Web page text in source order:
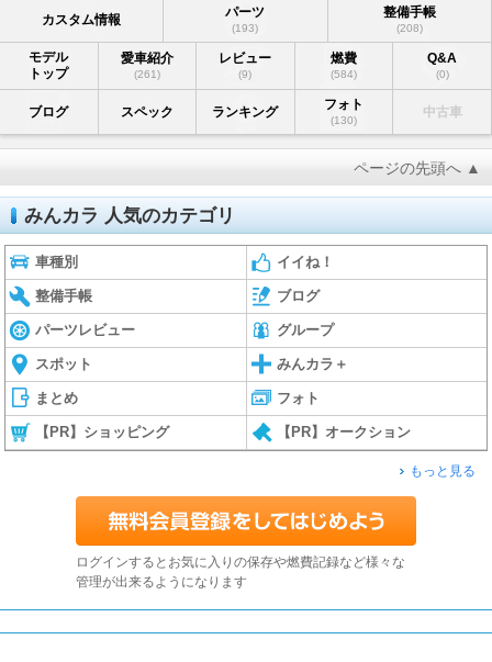
カスタム情報 パーツ
(193)
整備手帳
(208)
モデル
トップ
愛車紹介
(261)
レビュー
(9)
燃費
(584)
Q&A
(0)
ブログ スペック ランキング フォト
(130)
中古車
ページの先頭へ ▲
みんカラ 人気のカテゴリ
車種別 イイね！
整備手帳 ブログ
パーツレビュー グループ
スポット みんカラ＋
まとめ フォト
【PR】ショッピング 【PR】オークション
もっと見る
ログインするとお気に入りの保存や燃費記録など様々な
管理が出来るようになります